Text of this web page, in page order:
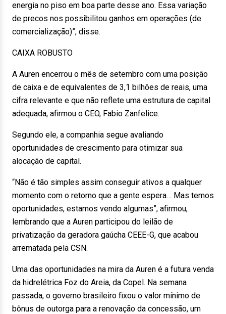
energia no piso em boa parte desse ano. Essa variação
de precos nos possibilitou ganhos em operações (de
comercialização)”, disse.
CAIXA ROBUSTO
A Auren encerrou o mês de setembro com uma posição
de caixa e de equivalentes de 3,1 bilhões de reais, uma
cifra relevante e que não reflete uma estrutura de capital
adequada, afirmou o CEO, Fabio Zanfelice.
Segundo ele, a companhia segue avaliando
oportunidades de crescimento para otimizar sua
alocação de capital.
“Não é tão simples assim conseguir ativos a qualquer
momento com o retorno que a gente espera… Mas temos
oportunidades, estamos vendo algumas”, afirmou,
lembrando que a Auren participou do leilão de
privatização da geradora gaúcha CEEE-G, que acabou
arrematada pela CSN.
Uma das oportunidades na mira da Auren é a futura venda
da hidrelétrica Foz do Areia, da Copel. Na semana
passada, o governo brasileiro fixou o valor mínimo de
bônus de outorga para a renovação da concessão, um